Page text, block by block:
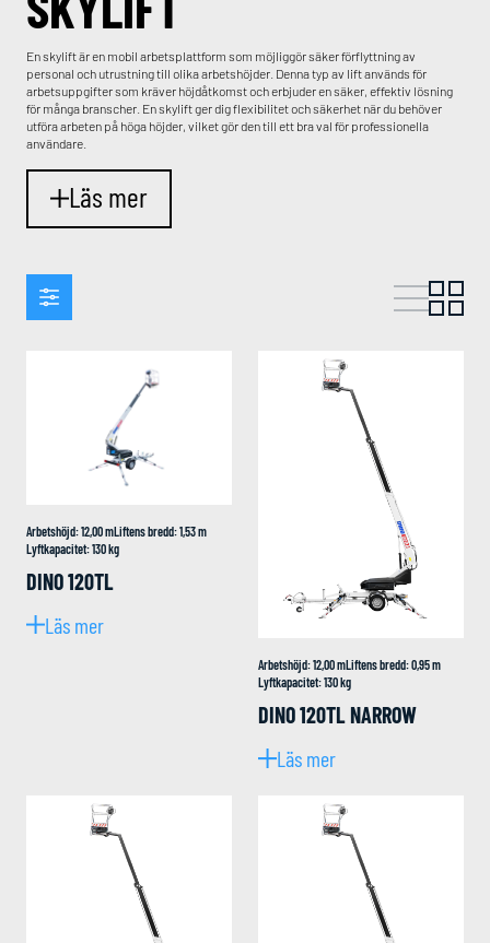
En skylift är en mobil arbetsplattform som möjliggör säker förflyttning av
personal och utrustning till olika arbetshöjder. Denna typ av lift används för
arbetsuppgifter som kräver höjdåtkomst och erbjuder en säker, effektiv lösning
för många branscher. En skylift ger dig flexibilitet och säkerhet när du behöver
utföra arbeten på höga höjder, vilket gör den till ett bra val för professionella
användare.
Läs mer
Arbetshöjd:12,00mLiftens bredd:1,53m
Lyftkapacitet:130kg
DINO 120TL
Läs mer
Arbetshöjd:12,00mLiftens bredd:0,95m
Lyftkapacitet:130kg
DINO 120TL NARROW
Läs mer